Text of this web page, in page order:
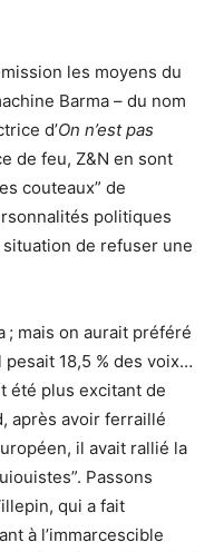
les moyens du
Barma – du nom
d’On n’est pas
de feu, Z&N en sont
couteaux” de
politiques
de refuser une
; mais on aurait préféré
pesait 18,5 % des voix…
été plus excitant de
après avoir ferraillé
il avait rallié la
Passons
qui a fait
à l’immarcescible